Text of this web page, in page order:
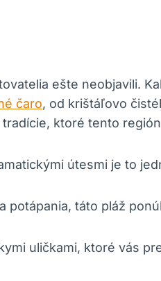
⁤ešte neobjavili.⁤
čaro, od krištáľovo
ktoré tento
útesmi je to
táto pláž
uličkami, ktoré vás